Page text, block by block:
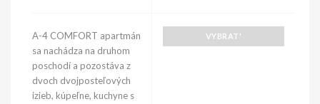
A-4 COMFORT apartmán
sa nachádza na druhom
poschodí a pozostáva z
dvoch dvojposteľových
izieb, kúpeľne, kuchyne s
VYBRAT'